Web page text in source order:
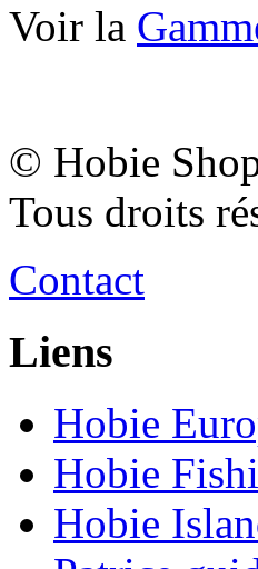
Voir la
© Hobie
Tous droits
Contact
Liens
Hobie
Hobie
Hobie